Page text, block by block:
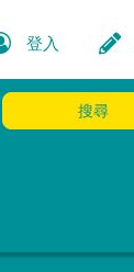
登入
搜尋